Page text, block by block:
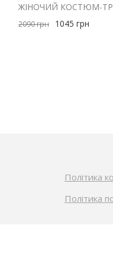
2090грн 1045 грн
Політика
Політика